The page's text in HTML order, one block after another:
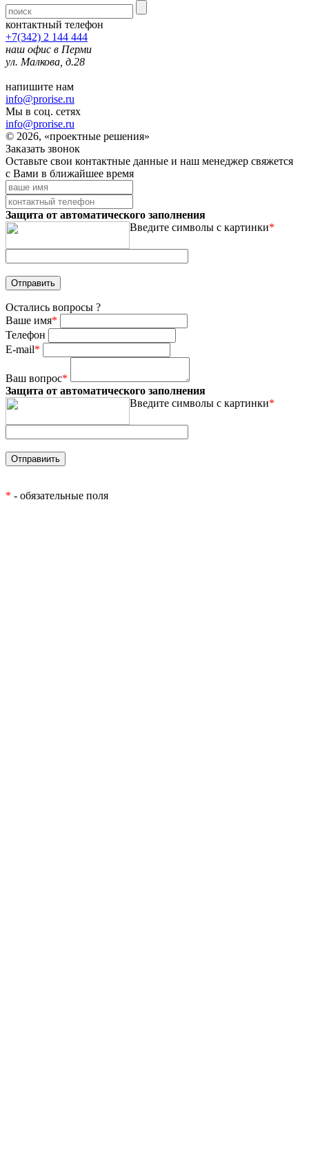
контактный телефон
+7(342) 2 144 444
наш офис в Перми
ул. Малкова, д.28
напишите нам
info@prorise.ru
Мы в соц. сетях
info@prorise.ru
© 2026, «проектные решения»
Заказать звонок
Оставьте свои контактные данные и наш менеджер свяжется
с Вами в ближайшее время
Защита от автоматического заполнения
Введите символы с картинки*
Остались вопросы ?
Ваше имя*
Телефон
E-mail*
Ваш вопрос*
Защита от автоматического заполнения
Введите символы с картинки*
* - обязательные поля